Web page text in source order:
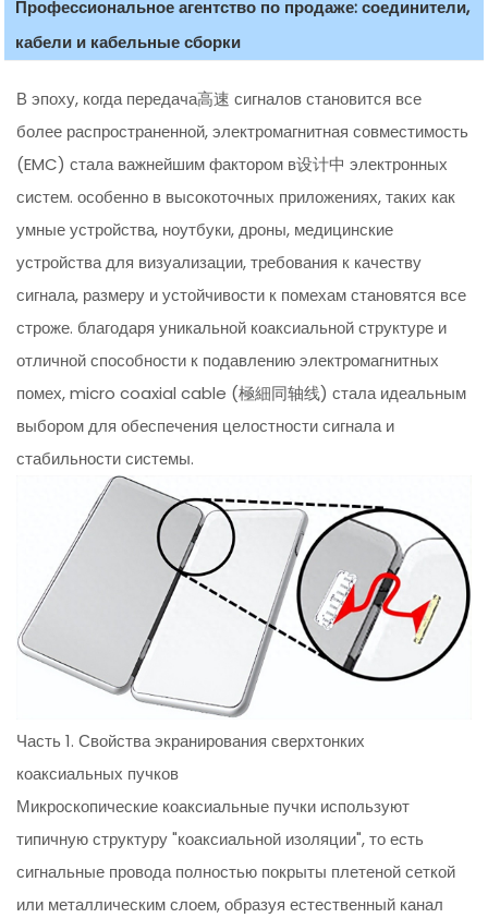
Профессиональное агентство по продаже: соединители,
кабели и кабельные сборки
В эпоху, когда передача高速 сигналов становится все
более распространенной, электромагнитная совместимость
(EMC) стала важнейшим фактором в设计中 электронных
систем. особенно в высокоточных приложениях, таких как
умные устройства, ноутбуки, дроны, медицинские
устройства для визуализации, требования к качеству
сигнала, размеру и устойчивости к помехам становятся все
строже. благодаря уникальной коаксиальной структуре и
отличной способности к подавлению электромагнитных
помех, micro coaxial cable (極細同轴线) стала идеальным
выбором для обеспечения целостности сигнала и
стабильности системы.
Часть 1. Свойства экранирования сверхтонких
коаксиальных пучков
Микроскопические коаксиальные пучки используют
типичную структуру "коаксиальной изоляции", то есть
сигнальные провода полностью покрыты плетеной сеткой
или металлическим слоем, образуя естественный канал